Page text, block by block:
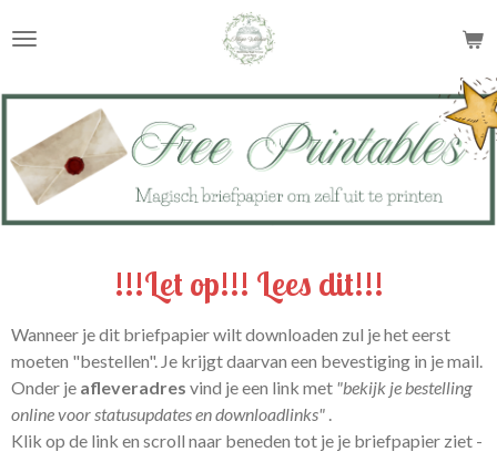
direct
de
hoofdinhoud
!!!Let op!!! Lees dit!!!
Wanneer je dit briefpapier wilt downloaden zul je het eerst
moeten "bestellen". Je krijgt daarvan een bevestiging in je mail.
Onder je afleveradres vind je een link met "bekijk je bestelling
online voor statusupdates en downloadlinks" .
Klik op de link en scroll naar beneden tot je je briefpapier ziet -